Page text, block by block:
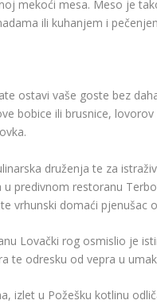
mekoći mesa. Meso je
ili kuhanjem i
ostavi vaše goste bez
bobice ili brusnice,
druženja te za
predivnom restoranu
vrhunski domaći pjenušac
Lovački rog osmislio je
te odresku od vepra u
izlet u Požešku kotlinu